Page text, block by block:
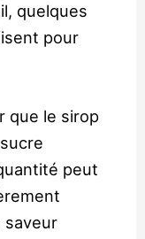
quelques
pour
que le sirop
peut
saveur